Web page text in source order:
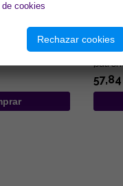
FORTUNA 28
color bronce....
El
cookies
Rechazar cookies